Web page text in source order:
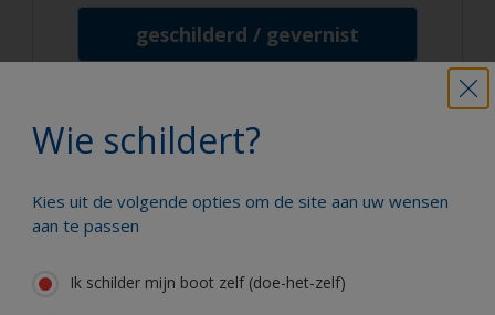
geschilderd / gevernist
Wij staan voor u klaar
Ons helpdeskteam helpt u graag op weekdagen van 9.00
gratis)
Wie schildert?
Kies uit de volgende opties om de site aan uw wensen
aan te passen
Ik schilder mijn boot zelf (doe-het-zelf)